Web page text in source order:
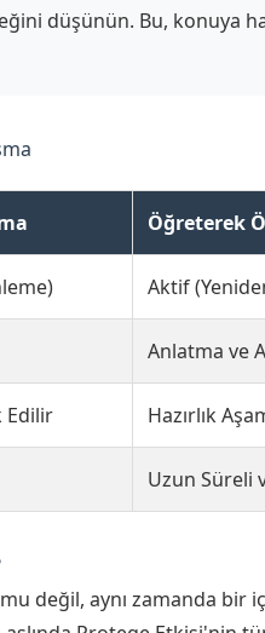
düşünün. Bu, konuya
Öğreterek
Aktif
Anlatma ve
Edilir Hazırlık
Uzun Süreli
değil, aynı zamanda bir